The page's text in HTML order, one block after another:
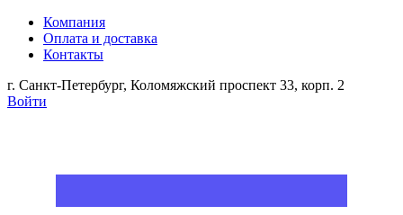
Компания
Оплата и доставка
Контакты
г. Санкт-Петербург, Коломяжский проспект 33, корп. 2
Войти